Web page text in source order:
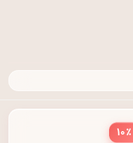
۱۰٪